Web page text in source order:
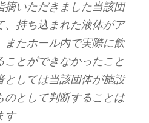
摘いただきました当該団
、持ち込まれた液体がア
またホール内で実際に飲
ことができなかったこと
としては当該団体が施設
のとして判断することは
す